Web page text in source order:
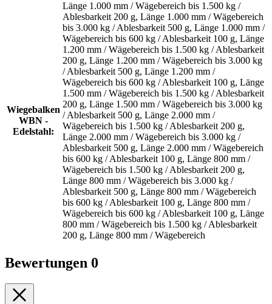
Wiegebalken
WBN -
Edelstahl:
Länge 1.000 mm / Wägebereich bis 1.500 kg /
Ablesbarkeit 200 g, Länge 1.000 mm / Wägebereich
bis 3.000 kg / Ablesbarkeit 500 g, Länge 1.000 mm /
Wägebereich bis 600 kg / Ablesbarkeit 100 g, Länge
1.200 mm / Wägebereich bis 1.500 kg / Ablesbarkeit
200 g, Länge 1.200 mm / Wägebereich bis 3.000 kg
/ Ablesbarkeit 500 g, Länge 1.200 mm /
Wägebereich bis 600 kg / Ablesbarkeit 100 g, Länge
1.500 mm / Wägebereich bis 1.500 kg / Ablesbarkeit
200 g, Länge 1.500 mm / Wägebereich bis 3.000 kg
/ Ablesbarkeit 500 g, Länge 2.000 mm /
Wägebereich bis 1.500 kg / Ablesbarkeit 200 g,
Länge 2.000 mm / Wägebereich bis 3.000 kg /
Ablesbarkeit 500 g, Länge 2.000 mm / Wägebereich
bis 600 kg / Ablesbarkeit 100 g, Länge 800 mm /
Wägebereich bis 1.500 kg / Ablesbarkeit 200 g,
Länge 800 mm / Wägebereich bis 3.000 kg /
Ablesbarkeit 500 g, Länge 800 mm / Wägebereich
bis 600 kg / Ablesbarkeit 100 g, Länge 800 mm /
Wägebereich bis 600 kg / Ablesbarkeit 100 g, Länge
800 mm / Wägebereich bis 1.500 kg / Ablesbarkeit
200 g, Länge 800 mm / Wägebereich
Bewertungen 0